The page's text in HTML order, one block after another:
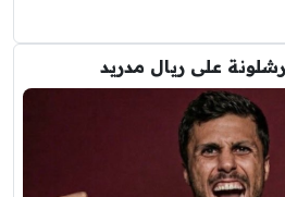
على ريال مدريد